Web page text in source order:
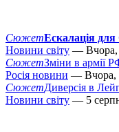
СюжетЕскалація
Новини світу — Вчора,
СюжетЗміни в армії
Росія новини — Вчора,
СюжетДиверсія в
Новини світу — 5